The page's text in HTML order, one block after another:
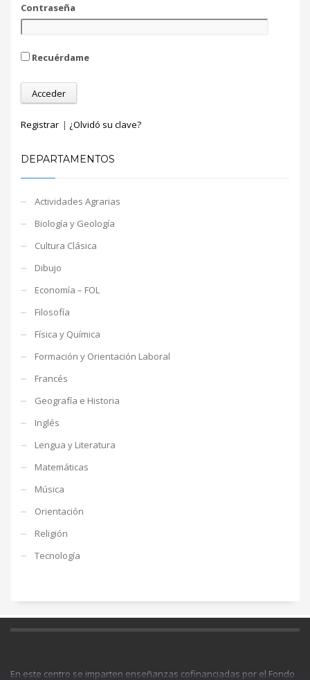
Contraseña
Recuérdame
Registrar | ¿Olvidó su clave?
DEPARTAMENTOS
Actividades Agrarias
Biología y Geología
Cultura Clásica
Dibujo
Economía – FOL
Filosofía
Física y Química
Formación y Orientación Laboral
Francés
Geografía e Historia
Inglés
Lengua y Literatura
Matemáticas
Música
Orientación
Religión
Tecnología
En este centro se imparten enseñanzas cofinanciadas por el Fondo